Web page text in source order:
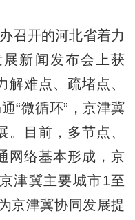
开的河北省着力
新闻发布会上获
难点、疏堵点、
“微循环”，京津冀
目前，多节点、
网络基本形成，京
津冀主要城市1至
京津冀协同发展提